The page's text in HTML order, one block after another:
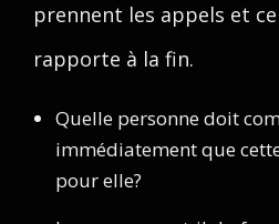
prennent les appels et
rapporte à la fin.
Quelle personne doit
immédiatement que
pour elle?